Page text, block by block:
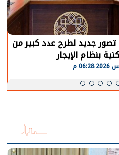
جديد لطرح عدد كبير من
بنظام الإيجار